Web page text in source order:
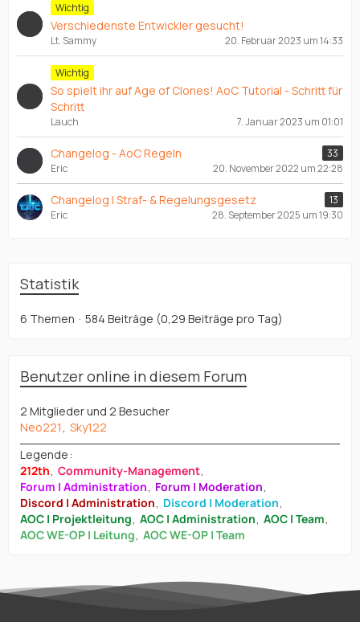
Wichtig
Verschiedenste Entwickler gesucht!
Lt. Sammy 20. Februar 2023 um 14:33
Wichtig
So spielt ihr auf Age of Clones! AoC Tutorial - Schritt für
Schritt
Lauch 7. Januar 2023 um 01:01
Changelog - AoC Regeln
33
Eric
20. November 2022 um 22:28
Changelog | Straf- & Regelungsgesetz
13
Eric
28. September 2025 um 19:30
Statistik
6 Themen 584 Beiträge (0,29 Beiträge pro Tag)
Benutzer online in diesem Forum
2 Mitglieder und 2 Besucher
Neo221
Sky122
Legende
212th Community-Management
Forum | Administration
Forum | Moderation
Discord | Administration
Discord | Moderation
AOC | Projektleitung AOC | Administration AOC | Team
AOC WE-OP | Leitung AOC WE-OP | Team